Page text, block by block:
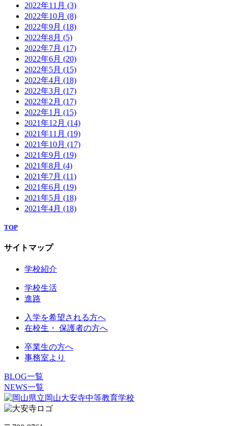
2022年11月 (3)
2022年10月 (8)
2022年9月 (18)
2022年8月 (5)
2022年7月 (17)
2022年6月 (20)
2022年5月 (15)
2022年4月 (18)
2022年3月 (17)
2022年2月 (17)
2022年1月 (15)
2021年12月 (14)
2021年11月 (19)
2021年10月 (17)
2021年9月 (19)
2021年8月 (4)
2021年7月 (11)
2021年6月 (19)
2021年5月 (18)
2021年4月 (18)
TOP
サイトマップ
学校紹介
学校生活
進路
入学を希望される方へ
在校生・ 保護者の方へ
卒業生の方へ
事務室より
BLOG一覧
NEWS一覧